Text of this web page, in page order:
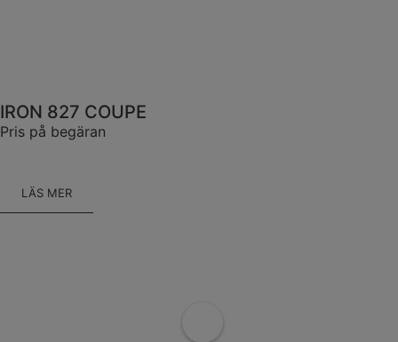
IRON 827 COUPE
Pris på begäran
LÄS MER